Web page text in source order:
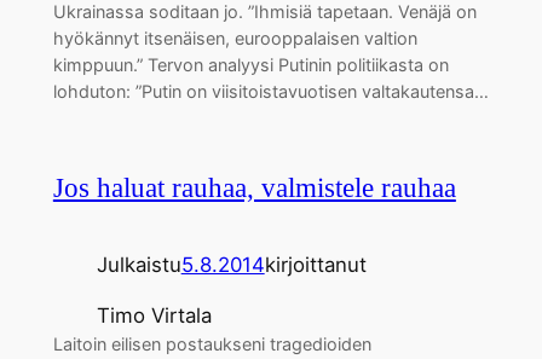
Ukrainassa soditaan jo. ”Ihmisiä tapetaan. Venäjä on
hyökännyt itsenäisen, eurooppalaisen valtion
kimppuun.” Tervon analyysi Putinin politiikasta on
lohduton: ”Putin on viisitoistavuotisen valtakautensa…
Jos haluat rauhaa, valmistele rauhaa
Julkaistu5.8.2014kirjoittanut
Timo Virtala
Laitoin eilisen postaukseni tragedioiden